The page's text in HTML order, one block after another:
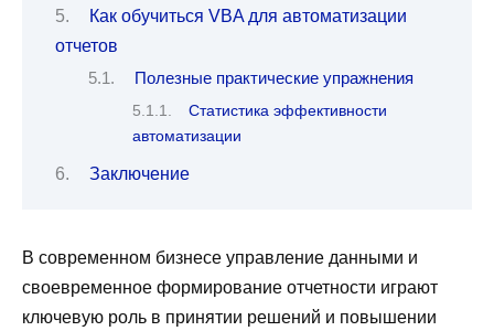
Как обучиться VBA для автоматизации
отчетов
Полезные практические упражнения
Статистика эффективности
автоматизации
Заключение
В современном бизнесе управление данными и
своевременное формирование отчетности играют
ключевую роль в принятии решений и повышении